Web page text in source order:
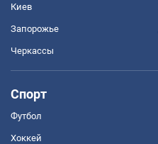
Киев
Запорожье
Черкассы
Спорт
Футбол
Хоккей